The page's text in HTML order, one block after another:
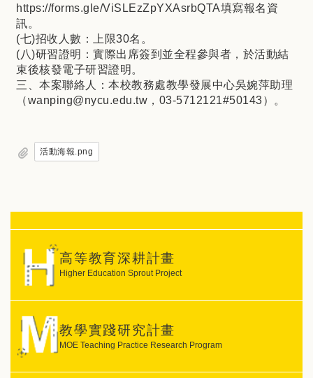
https://forms.gle/ViSLEzZpYXAsrbQTA填寫報名資
訊。
(七)招收人數：上限30名。
(八)研習證明：實際出席簽到並全程參與者，於活動結
束後核發電子研習證明。
三、本案聯絡人：本校教務處教學發展中心吳婉萍助理
（wanping@nycu.edu.tw，03-5712121#50143）。
活動海報.png
高等教育深耕計畫
Higher Education Sprout Project
教學實踐研究計畫
MOE Teaching Practice Research Program